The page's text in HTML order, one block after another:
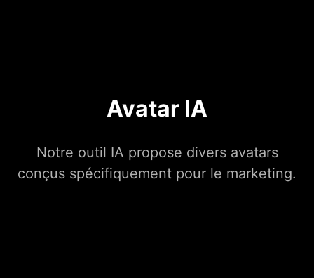
Avatar IA
Notre outil IA propose divers avatars
conçus spécifiquement pour le marketing.